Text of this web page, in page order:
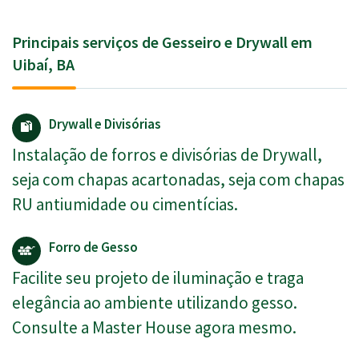
Principais serviços de Gesseiro e Drywall em
Uibaí, BA
Drywall e Divisórias
Instalação de forros e divisórias de Drywall,
seja com chapas acartonadas, seja com chapas
RU antiumidade ou cimentícias.
Forro de Gesso
Facilite seu projeto de iluminação e traga
elegância ao ambiente utilizando gesso.
Consulte a Master House agora mesmo.